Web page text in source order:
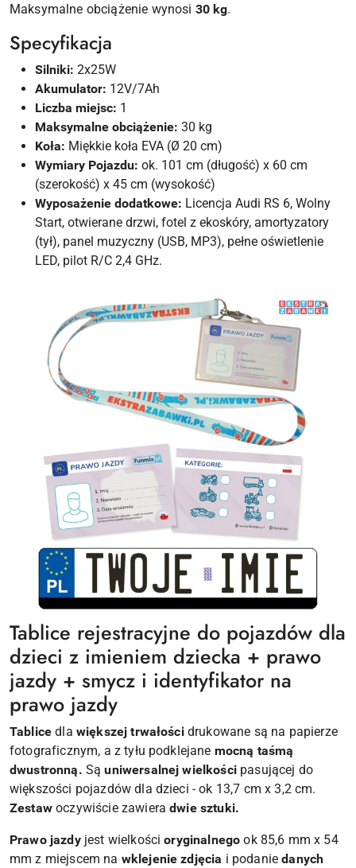
Maksymalne obciążenie wynosi 30 kg.
Specyfikacja
Silniki: 2x25W
Akumulator: 12V/7Ah
Liczba miejsc: 1
Maksymalne obciążenie: 30 kg
Koła: Miękkie koła EVA (Ø 20 cm)
Wymiary Pojazdu: ok. 101 cm (długość) x 60 cm
(szerokość) x 45 cm (wysokość)
Wyposażenie dodatkowe: Licencja Audi RS 6, Wolny
Start, otwierane drzwi, fotel z ekoskóry, amortyzatory
(tył), panel muzyczny (USB, MP3), pełne oświetlenie
LED, pilot R/C 2,4 GHz.
Tablice rejestracyjne do pojazdów dla
dzieci z imieniem dziecka + prawo
jazdy + smycz i identyfikator na
prawo jazdy
Tablice dla większej trwałościdrukowane są na papierze
fotograficznym, a z tyłu podklejane mocną taśmą
dwustronną. Sąuniwersalnej wielkościpasującej do
większości pojazdów dla dzieci - ok 13,7 cm x 3,2 cm.
Zestawoczywiście zawieradwie sztuki.
Prawo jazdyjest wielkościoryginalnego ok 85,6 mm x 54
mm z miejscem na wklejenie zdjęcia i podaniedanych